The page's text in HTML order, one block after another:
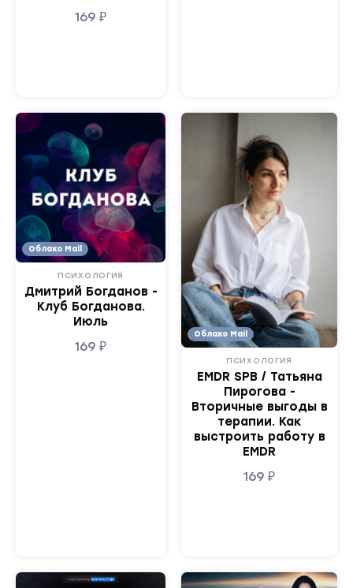
169 ₽
Облако Mail
ПСИХОЛОГИЯ
Дмитрий Богданов -
Клуб Богданова.
Июль
169 ₽
Облако Mail
ПСИХОЛОГИЯ
EMDR SPB / Татьяна
Пирогова -
Вторичные выгоды в
терапии. Как
выстроить работу в
EMDR
169 ₽